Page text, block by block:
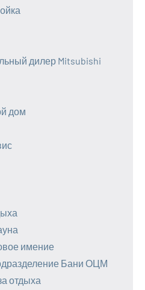
дилер Mitsubishi
дом
имение
Бани ОЦМ
отдыха